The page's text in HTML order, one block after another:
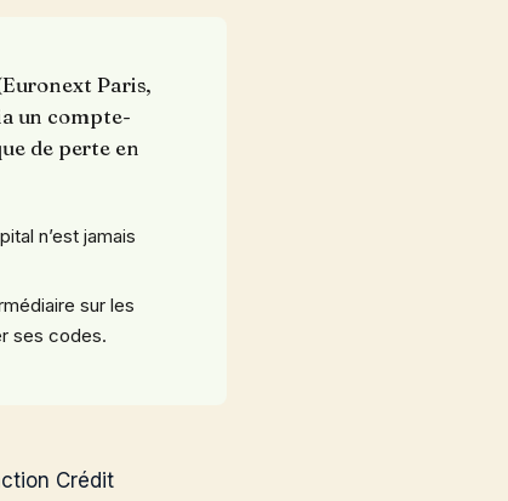
Paris,
un compte-
de perte en
n’est jamais
sur les
ses codes.
Crédit